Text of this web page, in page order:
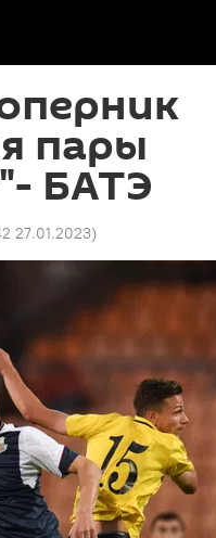
пары
БАТЭ
27.01.2023)